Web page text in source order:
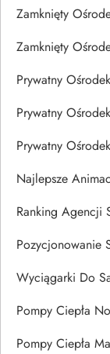
Zamknięty
Zamknięty
Prywatny
Prywatny
Prywatny
Najlepsze
Ranking Agencji
Pozycjonowanie
Wyciągarki Do
Pompy Ciepła
Pompy Ciepła